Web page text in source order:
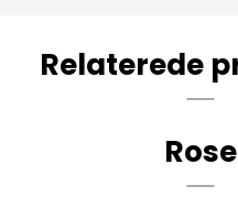
Relaterede
Rose